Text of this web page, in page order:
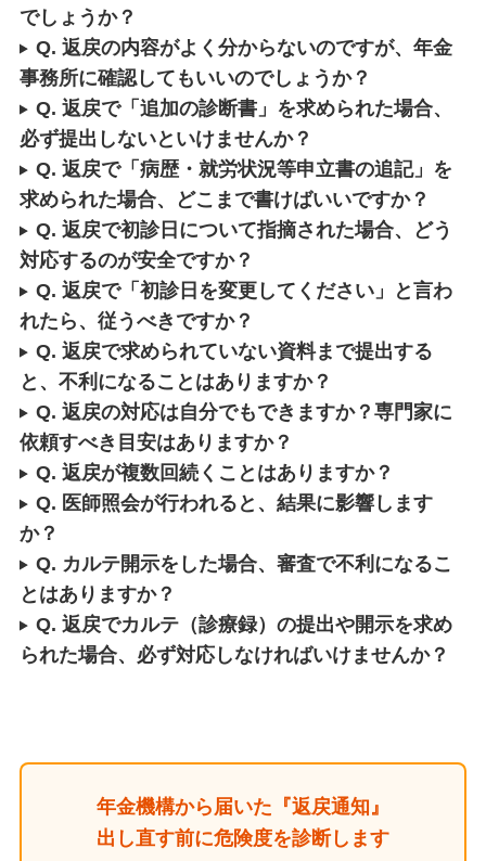
でしょうか？
Q. 返戻の内容がよく分からないのですが、年金
事務所に確認してもいいのでしょうか？
Q. 返戻で「追加の診断書」を求められた場合、
必ず提出しないといけませんか？
Q. 返戻で「病歴・就労状況等申立書の追記」を
求められた場合、どこまで書けばいいですか？
Q. 返戻で初診日について指摘された場合、どう
対応するのが安全ですか？
Q. 返戻で「初診日を変更してください」と言わ
れたら、従うべきですか？
Q. 返戻で求められていない資料まで提出する
と、不利になることはありますか？
Q. 返戻の対応は自分でもできますか？専門家に
依頼すべき目安はありますか？
Q. 返戻が複数回続くことはありますか？
Q. 医師照会が行われると、結果に影響します
か？
Q. カルテ開示をした場合、審査で不利になるこ
とはありますか？
Q. 返戻でカルテ（診療録）の提出や開示を求め
られた場合、必ず対応しなければいけませんか？
年金機構から届いた『返戻通知』
出し直す前に危険度を診断します